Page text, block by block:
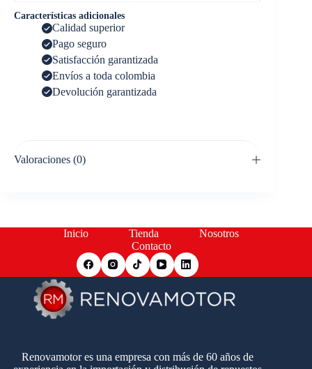
Características adicionales
Calidad superior
Pago seguro
Satisfacción garantizada
Envíos a toda colombia
Devolución garantizada
Valoraciones (0)
Inicio Tienda
Nosotros
Contacto
Renovamotor es una empresa con más de 60 años de